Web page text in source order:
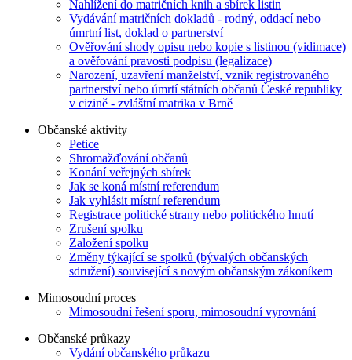
Nahlížení do matričních knih a sbírek listin
Vydávání matričních dokladů - rodný, oddací nebo
úmrtní list, doklad o partnerství
Ověřování shody opisu nebo kopie s listinou (vidimace)
a ověřování pravosti podpisu (legalizace)
Narození, uzavření manželství, vznik registrovaného
partnerství nebo úmrtí státních občanů České republiky
v cizině - zvláštní matrika v Brně
Občanské aktivity
Petice
Shromažďování občanů
Konání veřejných sbírek
Jak se koná místní referendum
Jak vyhlásit místní referendum
Registrace politické strany nebo politického hnutí
Zrušení spolku
Založení spolku
Změny týkající se spolků (bývalých občanských
sdružení) související s novým občanským zákoníkem
Mimosoudní proces
Mimosoudní řešení sporu, mimosoudní vyrovnání
Občanské průkazy
Vydání občanského průkazu